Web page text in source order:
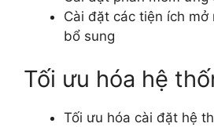
Cài đặt các tiện ích mở
bổ sung
Tối ưu hóa hệ
Tối ưu hóa cài đặt hệ